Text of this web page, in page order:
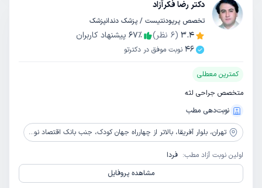
دکتر رضا فکرآزاد
تخصص پریودنتیست / پزشک دندانپزشک
3.4
(
6 نظر) 67٪
پیشنهاد کاربران
46 نوبت موفق در دکترتو
کمترین معطلی
متخصص جراحی لثه
نوبت‌دهی مطب
تهران، بلوار آفریقا، بالاتر از چهارراه جهان کودک، جنب بانک اقتصاد نوین، برج امیرپرویز، طبقه 10، واحد 101
اولین نوبت آزاد مطب: فردا
مشاهده پروفایل